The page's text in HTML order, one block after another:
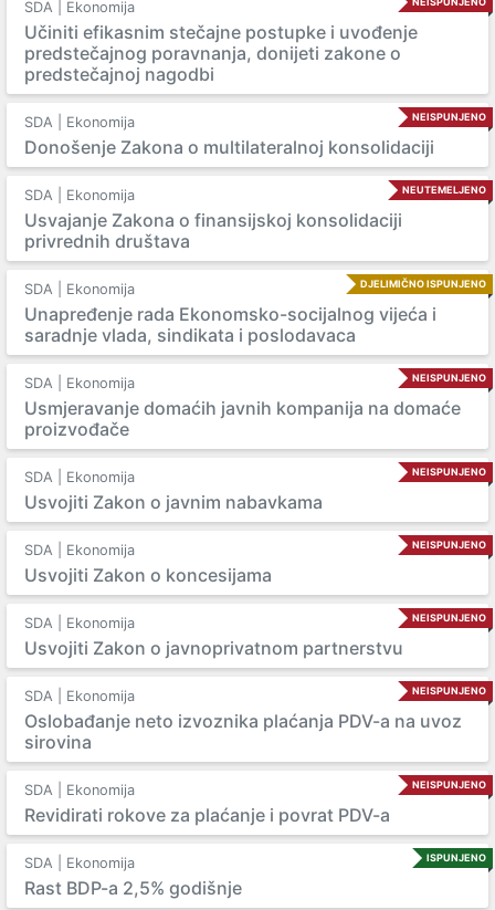
SDA | Ekonomija
Učiniti efikasnim stečajne postupke i uvođenje
predstečajnog poravnanja, donijeti zakone o
predstečajnoj nagodbi
NEISPUNJENO
SDA | Ekonomija
Donošenje Zakona o multilateralnoj konsolidaciji
NEUTEMELJENO
SDA | Ekonomija
Usvajanje Zakona o finansijskoj konsolidaciji
privrednih društava
DJELIMIČNO ISPUNJENO
SDA | Ekonomija
Unapređenje rada Ekonomsko-socijalnog vijeća i
saradnje vlada, sindikata i poslodavaca
NEISPUNJENO
SDA | Ekonomija
Usmjeravanje domaćih javnih kompanija na domaće
proizvođače
NEISPUNJENO
SDA | Ekonomija
Usvojiti Zakon o javnim nabavkama
NEISPUNJENO
SDA | Ekonomija
Usvojiti Zakon o koncesijama
NEISPUNJENO
SDA | Ekonomija
Usvojiti Zakon o javnoprivatnom partnerstvu
NEISPUNJENO
SDA | Ekonomija
Oslobađanje neto izvoznika plaćanja PDV-a na uvoz
sirovina
NEISPUNJENO
SDA | Ekonomija
Revidirati rokove za plaćanje i povrat PDV-a
ISPUNJENO
SDA | Ekonomija
Rast BDP-a 2,5% godišnje